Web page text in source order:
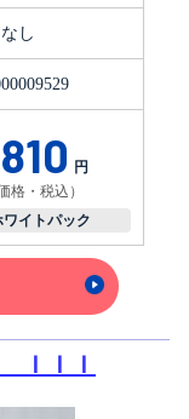
なし
円
格・税込）
ワイトパック
ＩＩＩ